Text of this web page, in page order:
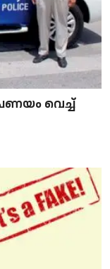
വെച്ച്